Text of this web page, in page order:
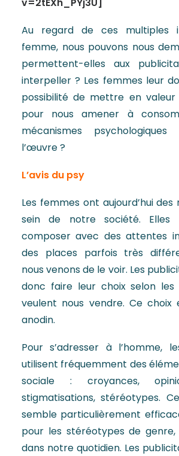
v=2tEXh_PYj3U]
Au regard de ces multiples
femme, nous pouvons nous
permettent-elles aux
interpeller ? Les femmes leur
possibilité de mettre en valeur
pour nous amener à
mécanismes
l’œuvre ?
L’avis du psy
Les femmes ont aujourd’hui
sein de notre société. Elles
composer avec des attentes
des places parfois très
nous venons de le voir. Les
donc faire leur choix selon les
veulent nous vendre. Ce choix
anodin.
Pour s’adresser à l’homme,
utilisent fréquemment des
sociale : croyances,
stigmatisations, stéréotypes.
semble particulièrement
pour les stéréotypes de
dans notre quotidien. Les